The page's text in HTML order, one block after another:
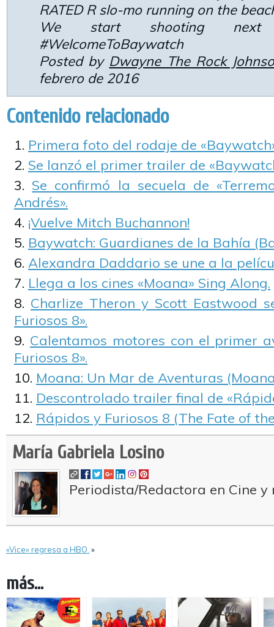
RATED R slo-mo running on the
We start shooting next
#WelcomeToBaywatch
Posted by Dwayne The Rock
febrero de 2016
Contenido relacionado
Primera foto del rodaje de
Se lanzó el primer trailer de
Se confirmó la secuela de
Andrés».
¡Vuelve Mitch Buchannon!
Baywatch: Guardianes de la Bahía
Alexandra Daddario se une a la
Llega a los cines «Moana» Sing Along.
Charlize Theron y Scott Eastwood
Furiosos 8».
Calentamos motores con el primer
Furiosos 8».
Moana: Un Mar de Aventuras
Descontrolado trailer final de
Rápidos y Furiosos 8 (The Fate of
María Gabriela Losino
Periodista/Redactora en Cine y
«Vice» regresa a HBO. »
más...